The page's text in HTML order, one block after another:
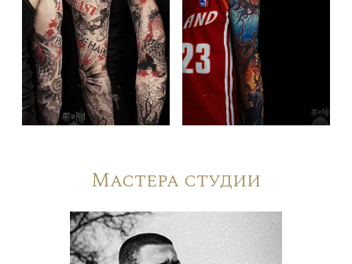
Мастера студии